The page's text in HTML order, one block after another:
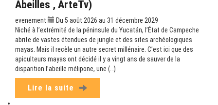
Abeilles , ArteTv)
evenement
Du 5 août 2026 au 31 décembre 2029
Niché à l’extrémité de la péninsule du Yucatán, l’État de Campeche
abrite de vastes étendues de jungle et des sites archéologiques
mayas. Mais il recèle un autre secret millénaire. C’est ici que des
apiculteurs mayas ont décidé il y a vingt ans de sauver de la
disparition l’abeille mélipone, une (…)
Lire la suite